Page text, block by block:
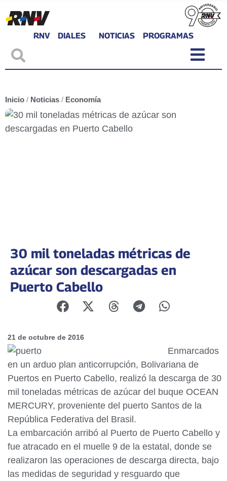
RNV DIALES NOTICIAS PROGRAMAS
Inicio / Noticias / Economía
30 mil toneladas métricas de
azúcar son descargadas en
Puerto Cabello
21 de octubre de 2016
Enmarcados
en un arduo plan anticorrupción, Bolivariana de
Puertos en Puerto Cabello, realizó la descarga de 30
mil toneladas métricas de azúcar del buque OCEAN
MERCURY, proveniente del puerto Santos de la
República Federativa del Brasil.
La embarcación arribó al Puerto de Puerto Cabello y
fue atracado en el muelle 9 de la estatal, donde se
realizaron las operaciones de descarga directa, bajo
las medidas de seguridad y resguardo que